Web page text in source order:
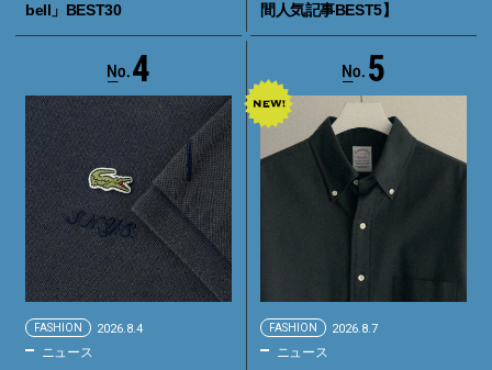
bell」BEST30
間人気記事BEST5】
4
FASHION 2026.8.4
ニュース
5
FASHION 2026.8.7
ニュース